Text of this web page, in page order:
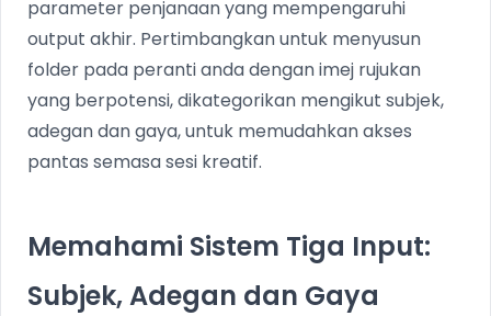
parameter penjanaan yang mempengaruhi
output akhir. Pertimbangkan untuk menyusun
folder pada peranti anda dengan imej rujukan
yang berpotensi, dikategorikan mengikut subjek,
adegan dan gaya, untuk memudahkan akses
pantas semasa sesi kreatif.
Memahami Sistem Tiga Input:
Subjek, Adegan dan Gaya